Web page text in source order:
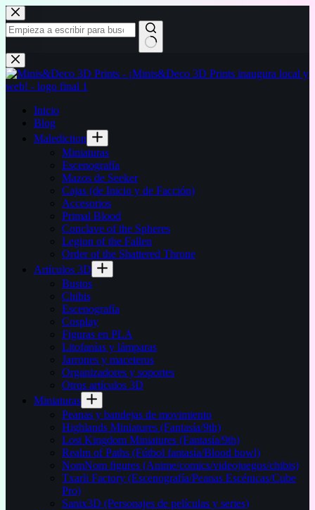
Saltar
al
contenido
Sin
resultados
Inicio
Blog
Malediction
Miniaturas
Escenografía
Mazos de Seeker
Cajas (de Inicio y de Facción)
Accesorios
Primal Blood
Conclave of the Spheres
Legion of the Fallen
Order of the Shattered Throne
Artículos 3D
Bustos
Chibis
Escenografía
Cosplay
Figuras en PLA
Litofanías y lámparas
Jarrones y maceteros
Organizadores y soportes
Otros artículos 3D
Miniaturas
Peanas y bandejas de movimiento
Highlands Miniatures (Fantasía/9th)
Lost Kingdom Miniatures (Fantasía/9th)
Realm of Paths (Fútbol fantasía/Blood bowl)
NomNom figures (Anime/comics/videojuegos/chibis)
Txarli Factory (Escenografía/Peanas Escénicas/Cube
Pro)
Sanix3D (Personajes de películas y series)